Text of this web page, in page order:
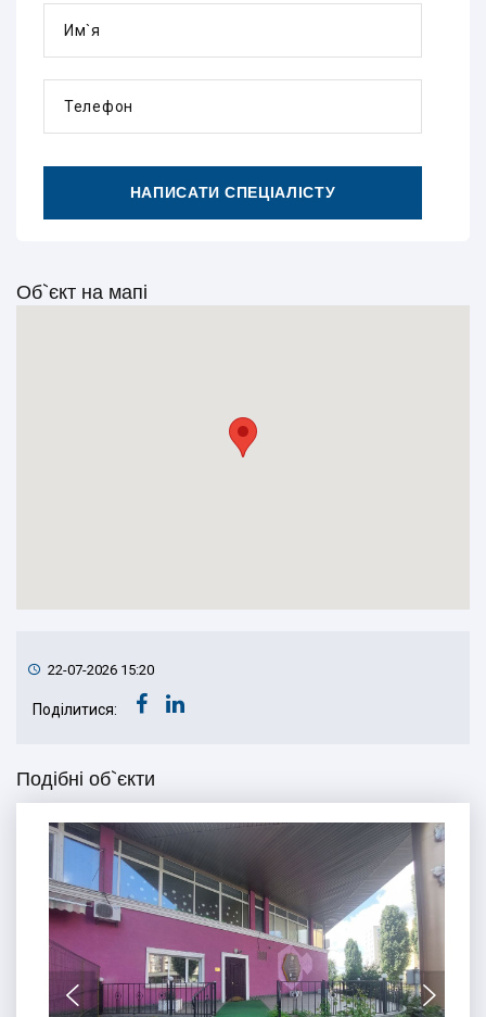
Им`я
Телефон
НАПИСАТИ СПЕЦІАЛІСТУ
Об`єкт на мапі
22-07-2026 15:20
Поділитися:
Подібні об`єкти